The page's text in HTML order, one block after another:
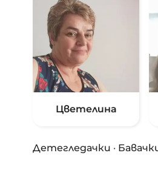
Цветелина
Детегледачки ·